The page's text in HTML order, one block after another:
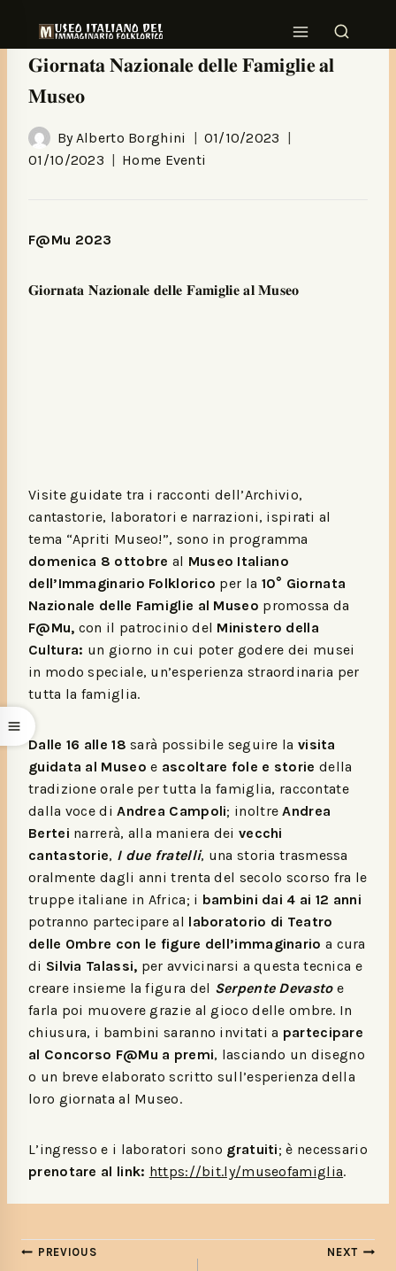
HOME EVENTI
𝐆𝐢𝐨𝐫𝐧𝐚𝐭𝐚 𝐍𝐚𝐳𝐢𝐨𝐧𝐚𝐥𝐞 𝐝𝐞𝐥𝐥𝐞 𝐅𝐚𝐦𝐢𝐠𝐥𝐢𝐞 𝐚𝐥
𝐌𝐮𝐬𝐞𝐨
ByAlberto Borghini
01/10/2023
01/10/2023
Home Eventi
F@Mu 2023
𝐆𝐢𝐨𝐫𝐧𝐚𝐭𝐚 𝐍𝐚𝐳𝐢𝐨𝐧𝐚𝐥𝐞 𝐝𝐞𝐥𝐥𝐞 𝐅𝐚𝐦𝐢𝐠𝐥𝐢𝐞 𝐚𝐥 𝐌𝐮𝐬𝐞𝐨
Visite guidate tra i racconti dell’Archivio,
cantastorie, laboratori e narrazioni, ispirati al
tema “Apriti Museo!”, sono in programma
domenica 8 ottobre al Museo Italiano
dell’Immaginario Folklorico per la 10° Giornata
Nazionale delle Famiglie al Museo promossa da
F@Mu, con il patrocinio del Ministero della
Cultura: un giorno in cui poter godere dei musei
in modo speciale, un’esperienza straordinaria per
tutta la famiglia.
Dalle 16 alle 18sarà possibile seguire la visita
guidata al Museo e ascoltare fole e storie della
tradizione orale per tutta la famiglia, raccontate
dalla voce diAndrea Campoli; inoltreAndrea
Bertei narrerà, alla maniera dei vecchi
cantastorie, I due fratelli, una storia trasmessa
oralmente dagli anni trenta del secolo scorso fra le
truppe italiane in Africa; i bambini dai 4 ai 12 anni
potranno partecipare al laboratorio di Teatro
delle Ombre con le figure dell’immaginario a cura
di Silvia Talassi, per avvicinarsi a questa tecnica e
creare insieme la figura del Serpente Devastoe
farla poi muovere grazie al gioco delle ombre. In
chiusura, i bambini saranno invitati a partecipare
al Concorso F@Mu a premi, lasciando un disegno
o un breve elaborato scritto sull’esperienza della
loro giornata al Museo.
L’ingresso e i laboratori sono gratuiti; è necessario
prenotare al link: https://bit.ly/museofamiglia.
PREVIOUS NEXT